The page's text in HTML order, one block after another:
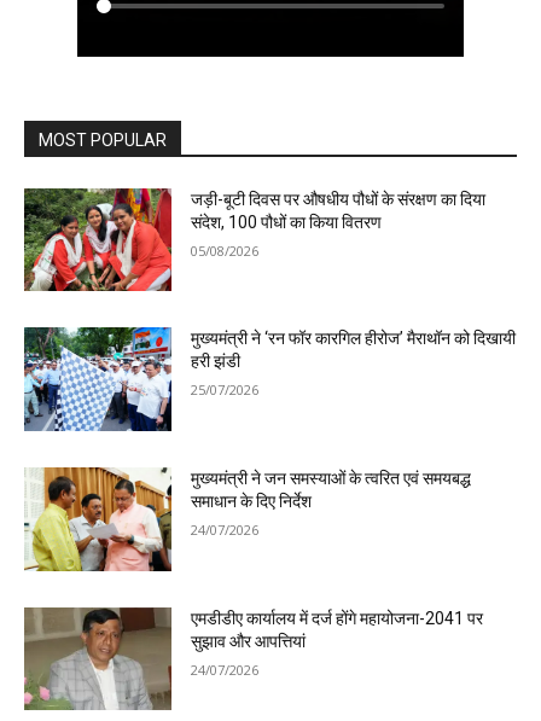
MOST POPULAR
जड़ी-बूटी दिवस पर औषधीय पौधों के संरक्षण का दिया
संदेश, 100 पौधों का किया वितरण
05/08/2026
मुख्यमंत्री ने ‘रन फॉर कारगिल हीरोज’ मैराथॉन को दिखायी
हरी झंडी
25/07/2026
मुख्यमंत्री ने जन समस्याओं के त्वरित एवं समयबद्ध
समाधान के दिए निर्देश
24/07/2026
एमडीडीए कार्यालय में दर्ज होंगे महायोजना-2041 पर
सुझाव और आपत्तियां
24/07/2026